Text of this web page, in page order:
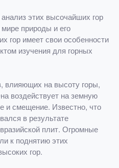
этих высочайших гор
природы и его
гор имеет свои особенности
изучения для горных
влияющих на высоту горы,
воздействует на земную
и смещение. Известно, что
в результате
плит. Огромные
к поднятию этих
гор.